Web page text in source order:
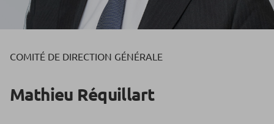
COMITÉ DE DIRECTION GÉNÉRALE
Mathieu Réquillart